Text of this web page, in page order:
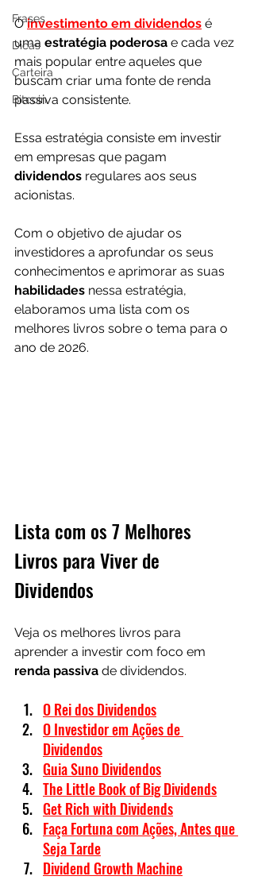
Frases
Dicas
Carteira
Bitcoin
O investimento em dividendos é
uma estratégia poderosa e cada vez
mais popular entre aqueles que
buscam criar uma fonte de renda
passiva consistente.
Essa estratégia consiste em investir
em empresas que pagam
dividendos regulares aos seus
acionistas.
Com o objetivo de ajudar os
investidores a aprofundar os seus
conhecimentos e aprimorar as suas
habilidades nessa estratégia,
elaboramos uma lista com os
melhores livros sobre o tema para o
ano de 2026.
Lista com os 7 Melhores
Livros para Viver de
Dividendos
Veja os melhores livros para
aprender a investir com foco em
renda passiva de dividendos.
O Rei dos Dividendos
O Investidor em Ações de
Dividendos
Guia Suno Dividendos
The Little Book of Big Dividends
Get Rich with Dividends
Faça Fortuna com Ações, Antes que
Seja Tarde
Dividend Growth Machine